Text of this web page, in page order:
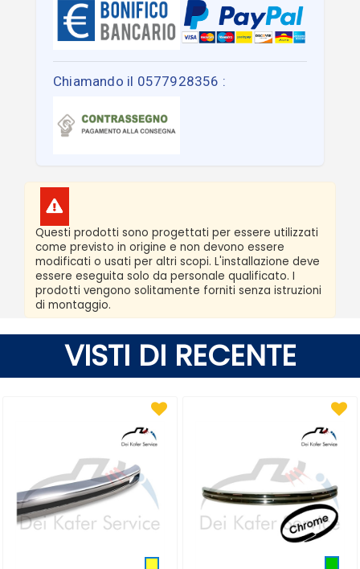
Chiamando il 0577928356 :
Questi prodotti sono progettati per essere utilizzati
come previsto in origine e non devono essere
modificati o usati per altri scopi. L'installazione deve
essere eseguita solo da personale qualificato. I
prodotti vengono solitamente forniti senza istruzioni
di montaggio.
VISTI DI RECENTE